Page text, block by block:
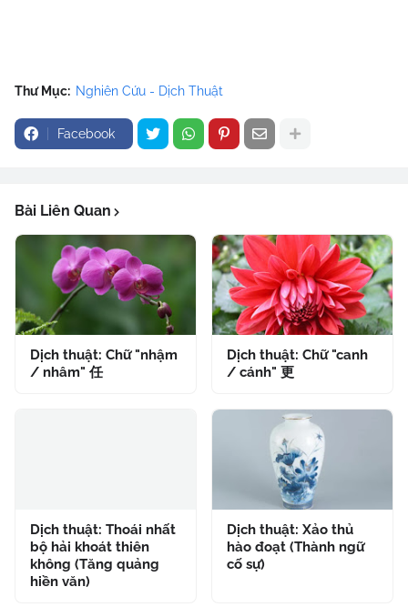
Thư Mục: Nghiên Cứu - Dịch Thuật
Facebook
Bài Liên Quan
Dịch thuật: Chữ "nhậm
/ nhâm" 任
Dịch thuật: Chữ "canh
/ cánh" 更
Dịch thuật: Thoái nhất
bộ hải khoát thiên
không (Tăng quảng
hiền văn)
Dịch thuật: Xảo thủ
hào đoạt (Thành ngữ
cố sự)